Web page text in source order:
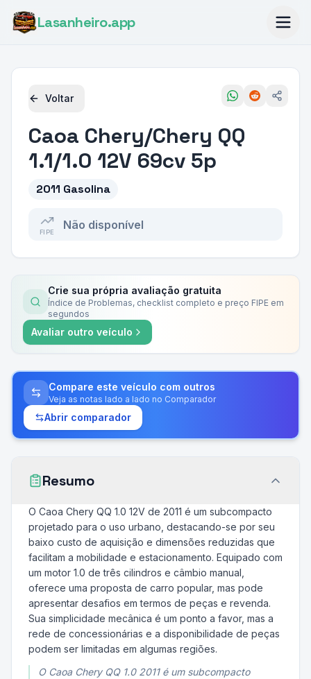
Lasanheiro.app
Voltar
Caoa Chery/Chery QQ
1.1/1.0 12V 69cv 5p
2011 Gasolina
FIPE
Não disponível
Crie sua própria avaliação gratuita
Índice de Problemas, checklist completo e preço FIPE em
segundos
Avaliar outro veículo
Compare este veículo com outros
Veja as notas lado a lado no Comparador
Abrir comparador
Resumo
O Caoa Chery QQ 1.0 12V de 2011 é um subcompacto
projetado para o uso urbano, destacando-se por seu
baixo custo de aquisição e dimensões reduzidas que
facilitam a mobilidade e estacionamento. Equipado com
um motor 1.0 de três cilindros e câmbio manual,
oferece uma proposta de carro popular, mas pode
apresentar desafios em termos de peças e revenda.
Sua simplicidade mecânica é um ponto a favor, mas a
rede de concessionárias e a disponibilidade de peças
podem ser limitadas em algumas regiões.
O Caoa Chery QQ 1.0 2011 é um subcompacto